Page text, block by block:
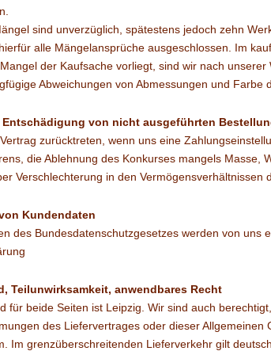
sind unverzüglich, spätestens jedoch zehn
alle Mängelansprüche ausgeschlossen. Im
der Kaufsache vorliegt, sind wir nach
Abweichungen von Abmessungen und
von nicht ausgeführten
zurücktreten, wenn uns eine
die Ablehnung des Konkurses mangels Masse,
Verschlechterung in den Vermögensverhältnissen
Kundendaten
des Bundesdatenschutzgesetzes werden von
Teilunwirksamkeit, anwendbares Recht
für beide Seiten ist Leipzig. Wir sind auch
des Liefervertrages oder dieser
Im grenzüberschreitenden Lieferverkehr gilt